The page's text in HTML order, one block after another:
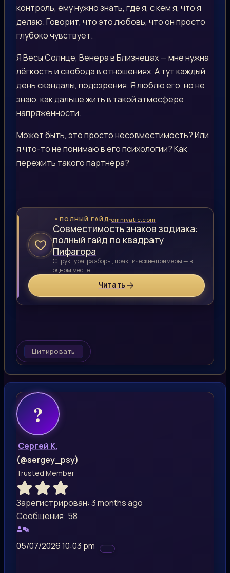
контроль, ему нужно знать, где я, с кем я, что я
делаю. Говорит, что это любовь, что он просто
глубоко чувствует.
Я Весы Солнце, Венера в Близнецах — мне нужна
лёгкость и свобода в отношениях. А тут каждый
день скандалы, подозрения. Я люблю его, но не
знаю, как дальше жить в такой атмосфере
напряженности.
Может быть, это просто несовместимость? Или
я что-то не понимаю в его психологии? Как
пережить такого партнёра?
ПОЛНЫЙ ГАЙД omnivatic.com
Совместимость знаков зодиака:
полный гайд по квадрату
Пифагора
Структура, разборы, практические примеры — в
одном месте
Читать
Цитировать
Сергей К.
(@sergey_psy)
Trusted Member
Зарегистрирован: 3 months ago
Сообщения: 58
05/07/2026 10:03 pm